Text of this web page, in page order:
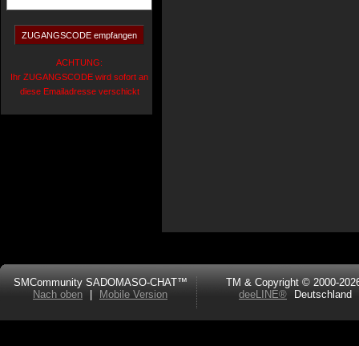
ACHTUNG:
Ihr ZUGANGSCODE wird sofort an
diese Emailadresse verschickt
SMCommunity SADOMASO-CHAT™
Nach oben
Mobile Version
TM & Copyright © 2000-
deeLINE®
Deutschland